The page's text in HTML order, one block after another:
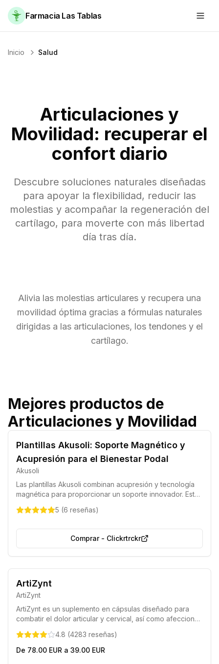
Farmacia Las Tablas
Inicio Salud
Articulaciones y
Movilidad: recuperar el
confort diario
Descubre soluciones naturales diseñadas
para apoyar la flexibilidad, reducir las
molestias y acompañar la regeneración del
cartílago, para moverte con más libertad
día tras día.
Alivia las molestias articulares y recupera una
movilidad óptima gracias a fórmulas naturales
dirigidas a las articulaciones, los tendones y el
cartílago.
Mejores productos de
Articulaciones y Movilidad
Plantillas Akusoli: Soporte Magnético y
Acupresión para el Bienestar Podal
Akusoli
Las plantillas Akusoli combinan acupresión y tecnología
magnética para proporcionar un soporte innovador. Están
fatiga en los pies, asegurando una comodidad
5 (6 reseñas)
Comprar- Clickrtrckr
Entrega rápida en 48 horas
Pago disponible contra reembolso
ArtiZynt
ArtiZynt
ArtiZynt es un suplemento en cápsulas diseñado para
combatir el dolor articular y cervical, así como afecciones
bienestar físico y la movilidad diaria.
4.8 (4283 reseñas)
De 78.00 EUR a 39.00 EUR